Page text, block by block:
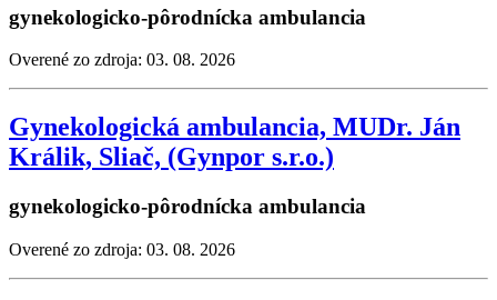
gynekologicko-pôrodnícka ambulancia
Overené zo zdroja: 03. 08. 2026
Gynekologická ambulancia, MUDr. Ján
Králik, Sliač, (Gynpor s.r.o.)
gynekologicko-pôrodnícka ambulancia
Overené zo zdroja: 03. 08. 2026